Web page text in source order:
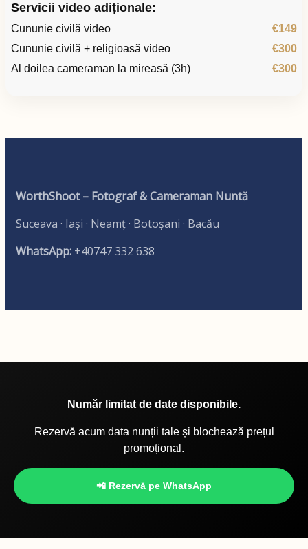
Servicii video adiționale:
Cununie civilă video
€149
Cununie civilă + religioasă video
€300
Al doilea cameraman la mireasă (3h)
€300
WorthShoot – Fotograf & Cameraman Nuntă
Suceava · Iași · Neamț · Botoșani · Bacău
WhatsApp: +40747 332 638
Număr limitat de date disponibile.
Rezervă acum data nunții tale și blochează prețul
promoțional.
📲 Rezervă pe WhatsApp